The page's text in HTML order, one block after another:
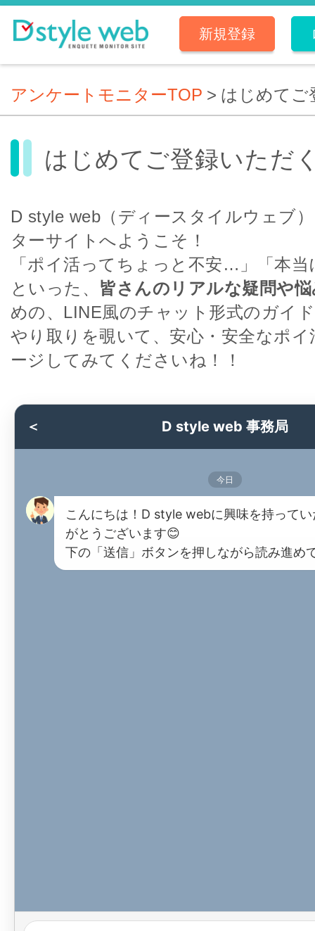
新規登録
アンケートモニターTOP > はじめてご
はじめてご登録いただ
D style web（ディースタイルウェブ
ターサイトへようこそ！
「ポイ活ってちょっと不安…」「本
といった、 皆さんのリアルな疑問や
めの、LINE風のチャット形式のガイ
やり取りを覗いて、安心・安全なポ
ージしてみてくださいね！！
＜ D style web 事務局
今日
こんにちは！D style webに興味を持って
がとうございます😊
下の「送信」ボタンを押しながら読み進め